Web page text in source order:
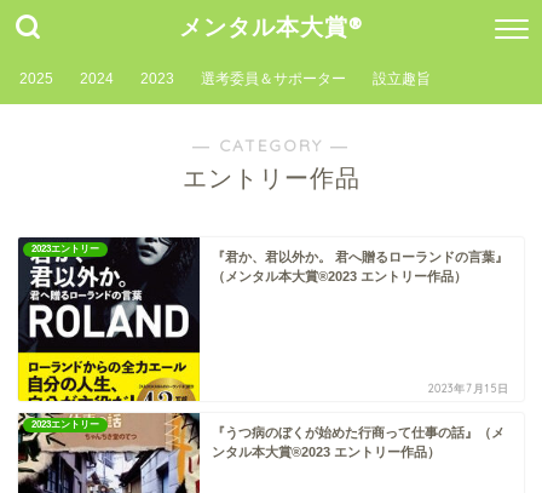
メンタル本大賞®
2025 2024 2023 選考委員＆サポーター 設立趣旨
― CATEGORY ―
エントリー作品
2023エントリー
『君か、君以外か。 君へ贈るローランドの言葉』
（メンタル本大賞®2023 エントリー作品）
2023年7月15日
2023エントリー
『うつ病のぼくが始めた行商って仕事の話』（メ
ンタル本大賞®2023 エントリー作品）